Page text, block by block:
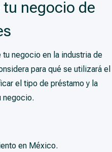
negocio de
negocio en la industria de
para qué se utilizará el
el tipo de préstamo y la
negocio.
en México.